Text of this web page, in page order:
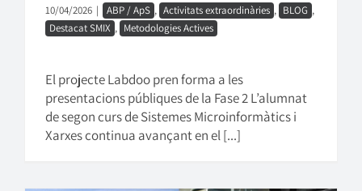
10/04/2026 | ABP / ApS , Activitats extraordinàries , BLOG ,
Destacat SMIX , Metodologies Actives
El projecte Labdoo pren forma a les
presentacions públiques de la Fase 2 L’alumnat
de segon curs de Sistemes Microinformàtics i
Xarxes continua avançant en el [...]